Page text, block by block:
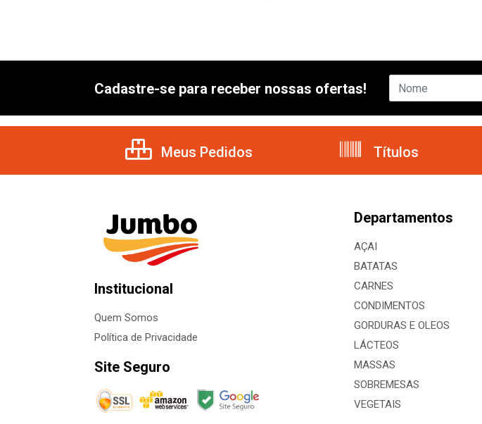
Cadastre-se para receber nossas ofertas!
Meus Pedidos Títulos
Institucional
Quem Somos
Política de Privacidade
Site Seguro
Departamentos
AÇAI
BATATAS
CARNES
CONDIMENTOS
GORDURAS E OLEOS
LÁCTEOS
MASSAS
SOBREMESAS
VEGETAIS